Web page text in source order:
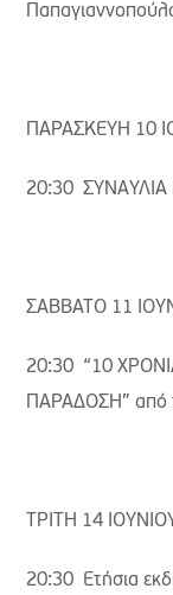
ΠΑΡΑΣΚΕΥΗ 10
20:30 ΣΥΝΑΥΛΙΑ
ΣΑΒΒΑΤΟ 11
20:30 “10
ΠΑΡΑΔΟΣΗ” από
ΤΡΙΤΗ 14
20:30 Ετήσια